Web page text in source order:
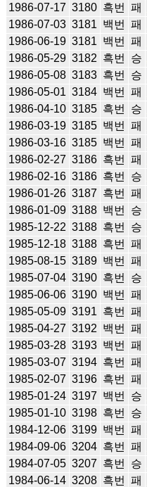
1986-07-17 3180 흑번 패
1986-07-03 3181 백번 패
1986-06-19 3181 백번 패
1986-05-29 3182 흑번 승
1986-05-08 3183 흑번 승
1986-05-01 3184 백번 패
1986-04-10 3185 흑번 승
1986-03-19 3185 백번 패
1986-03-16 3185 백번 패
1986-02-27 3186 흑번 패
1986-02-16 3186 흑번 승
1986-01-26 3187 흑번 패
1986-01-09 3188 백번 승
1985-12-22 3188 흑번 승
1985-12-18 3188 흑번 패
1985-08-15 3189 백번 패
1985-07-04 3190 흑번 승
1985-06-06 3190 백번 패
1985-05-09 3191 흑번 패
1985-04-27 3192 백번 패
1985-03-28 3193 백번 패
1985-03-07 3194 흑번 패
1985-02-07 3196 흑번 패
1985-01-24 3197 백번 승
1985-01-10 3198 흑번 승
1984-12-06 3199 백번 패
1984-09-06 3204 흑번 패
1984-07-05 3207 흑번 승
1984-06-14 3208 흑번 패